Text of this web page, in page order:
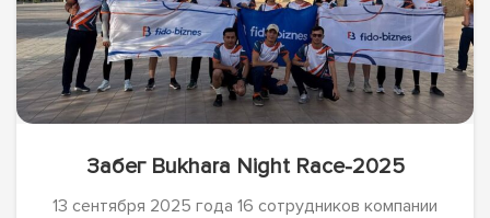
Забег Bukhara Night Race-2025
13 сентября 2025 года 16 сотрудников компании